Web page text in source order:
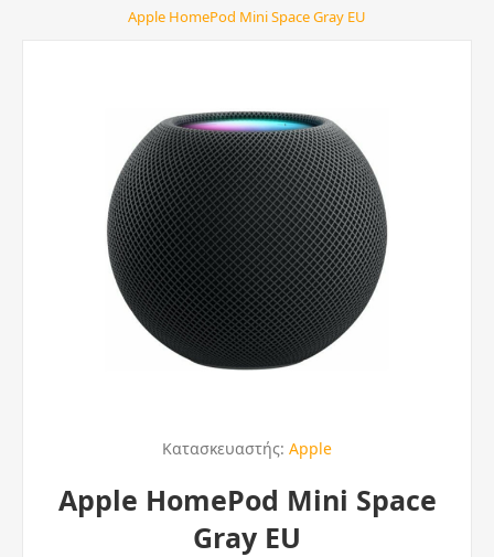
Apple HomePod Mini Space Gray EU
Κατασκευαστής: Apple
Apple HomePod Mini Space
Gray EU